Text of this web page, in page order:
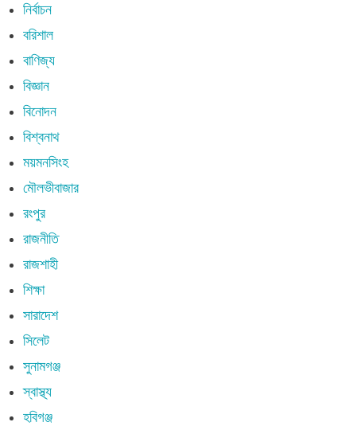
নির্বাচন
বরিশাল
বাণিজ্য
বিজ্ঞান
বিনোদন
বিশ্বনাথ
ময়মনসিংহ
মৌলভীবাজার
রংপুর
রাজনীতি
রাজশাহী
শিক্ষা
সারাদেশ
সিলেট
সুনামগঞ্জ
স্বাস্থ্য
হবিগঞ্জ